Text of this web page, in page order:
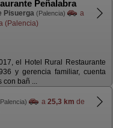
Peñalabra
Pisuerga (Palencia)
a
(Palencia)
el Hotel Rural Restaurante
y gerencia familiar, cuenta
con bañ ...
a 25,3 km de